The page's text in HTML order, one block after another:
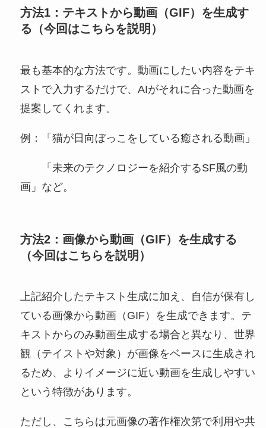
方法1：テキストから動画（GIF）を生成す
る（今回はこちらを説明）
最も基本的な方法です。動画にしたい内容をテキ
ストで入力するだけで、AIがそれに合った動画を
提案してくれます。
例：「猫が日向ぼっこをしている癒される動画」
「未来のテクノロジーを紹介するSF風の動
画」など。
方法2：画像から動画（GIF） を生成する
（今回はこちらを説明）
上記紹介したテキスト生成に加え、自信が保有し
ている画像から動画（GIF）を生成できます。テ
キストからのみ動画生成する場合と異なり、世界
観（テイストや対象）が画像をベースに生成され
るため、よりイメージに近い動画を生成しやすい
という特徴があります。
ただし、こちらは元画像の著作権次第で利用や共